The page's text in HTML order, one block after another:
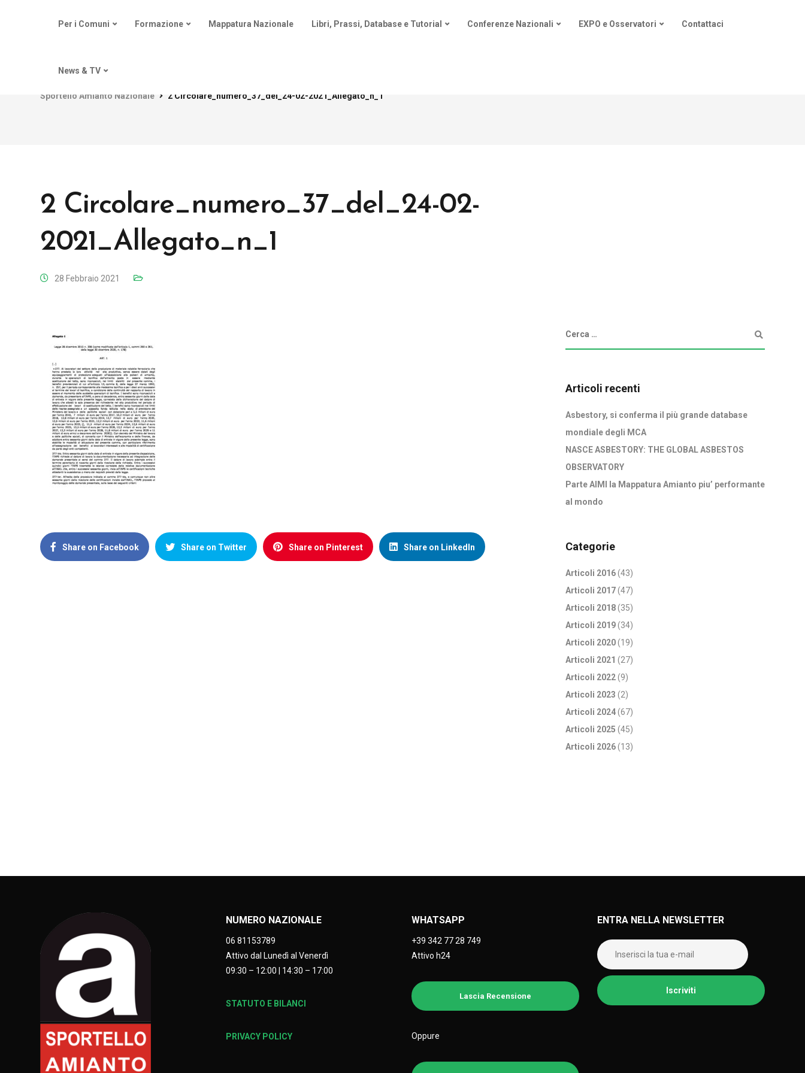
Per i Comuni Formazione Mappatura Nazionale Libri, Prassi, Database e Tutorial Conferenze Nazionali EXPO e Osservatori Contattaci
News & TV
Sportello Amianto Nazionale 2 Circolare_numero_37_del_24-02-2021_Allegato_n_1
2 Circolare_numero_37_del_24-02-
2021_Allegato_n_1
28 Febbraio 2021
Share on Facebook Share on Twitter Share on Pinterest Share on LinkedIn
Articoli recenti
Asbestory, si conferma il più grande database
mondiale degli MCA
NASCE ASBESTORY: THE GLOBAL ASBESTOS
OBSERVATORY
Parte AIMI la Mappatura Amianto piu’ performante
al mondo
Categorie
Articoli 2016(43)
Articoli 2017(47)
Articoli 2018(35)
Articoli 2019(34)
Articoli 2020(19)
Articoli 2021 (27)
Articoli 2022(9)
Articoli 2023 (2)
Articoli 2024(67)
Articoli 2025 (45)
Articoli 2026(13)
NUMERO NAZIONALE
06 81153789
Attivo dal Lunedì al Venerdì
09:30 – 12:00 | 14:30 – 17:00
STATUTO E BILANCI
PRIVACY POLICY
WHATSAPP
+39 342 77 28 749
Attivo h24
Lascia Recensione
Oppure
ENTRA NELLA NEWSLETTER